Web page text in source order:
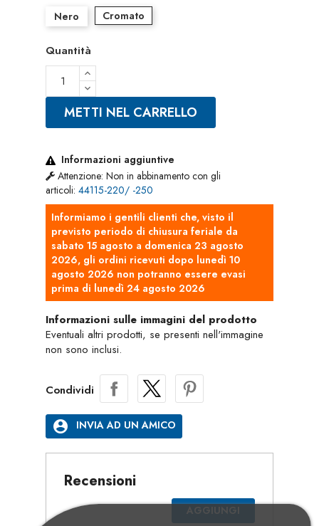
Nero Cromato
Quantità
METTI NEL CARRELLO
Informazioni aggiuntive
Attenzione: Non in abbinamento con gli
articoli: 44115-220/ -250
Informiamo i gentili clienti che, visto il
previsto periodo di chiusura feriale da
sabato 15 agosto a domenica 23 agosto
2026, gli ordini ricevuti dopo lunedì 10
agosto 2026 non potranno essere evasi
prima di lunedì 24 agosto 2026
Informazioni sulle immagini del prodotto
Eventuali altri prodotti, se presenti nell'immagine
non sono inclusi.
Condividi
account_circle INVIA AD UN AMICO
Recensioni
AGGIUNGI